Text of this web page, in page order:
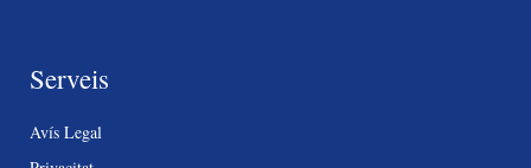
Serveis
Avís Legal